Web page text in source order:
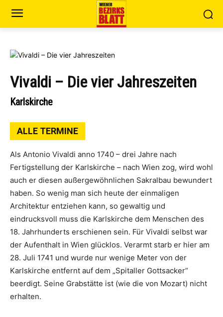
Vivaldi – Die vier Jahreszeiten
Karlskirche
ALLE TERMINE
Als Antonio Vivaldi anno 1740 – drei Jahre nach
Fertigstellung der Karlskirche – nach Wien zog, wird wohl
auch er diesen außergewöhnlichen Sakralbau bewundert
haben. So wenig man sich heute der einmaligen
Architektur entziehen kann, so gewaltig und
eindrucksvoll muss die Karlskirche dem Menschen des
18. Jahrhunderts erschienen sein. Für Vivaldi selbst war
der Aufenthalt in Wien glücklos. Verarmt starb er hier am
28. Juli 1741 und wurde nur wenige Meter von der
Karlskirche entfernt auf dem „Spitaller Gottsacker“
beerdigt. Seine Grabstätte ist (wie die von Mozart) nicht
erhalten.